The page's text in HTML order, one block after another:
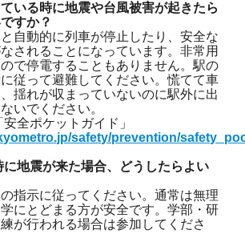
いる時に地震や台風被害が起きたら
すか？
自動的に列車が停止したり、安全な
されることになっています。非常用
で停電することもありません。駅の
従って避難してください。慌てて車
揺れが収まっていないのに駅外に出
いでください。
安全ポケットガイド」
safety/prevention/
に地震が来た場合、どうしたらよい
指示に従ってください。通常は無理
にとどまる方が安全です。学部・研
が行われる場合は参加してくださ